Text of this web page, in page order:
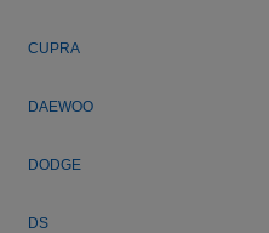
CUPRA
DAEWOO
DODGE
DS